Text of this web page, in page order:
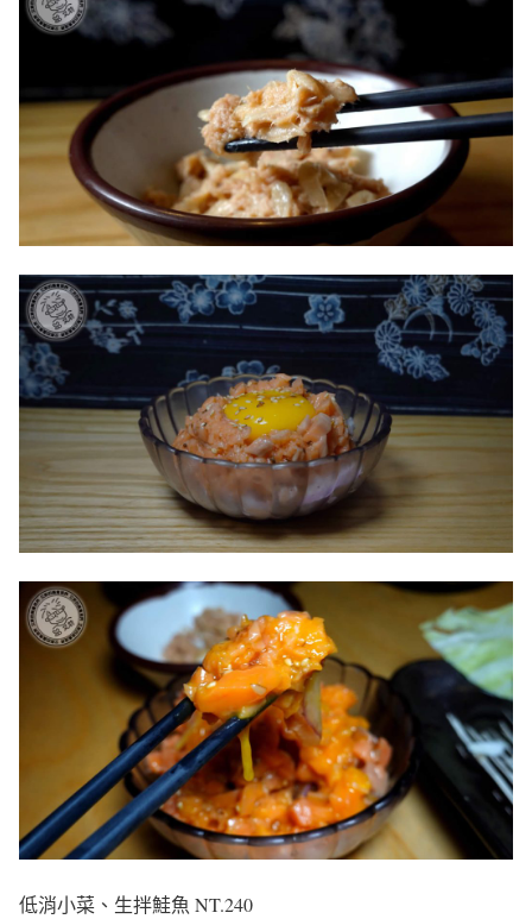
低消小菜、生拌鮭魚 NT.240